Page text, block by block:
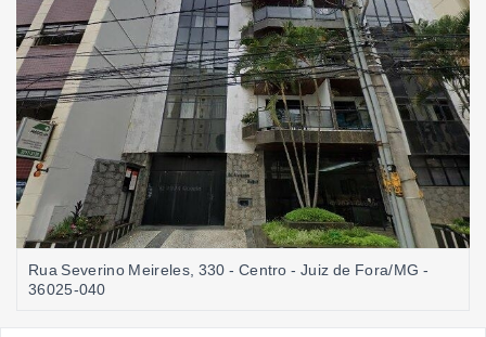
Rua Severino Meireles, 330 - Centro - Juiz de Fora/MG -
36025-040